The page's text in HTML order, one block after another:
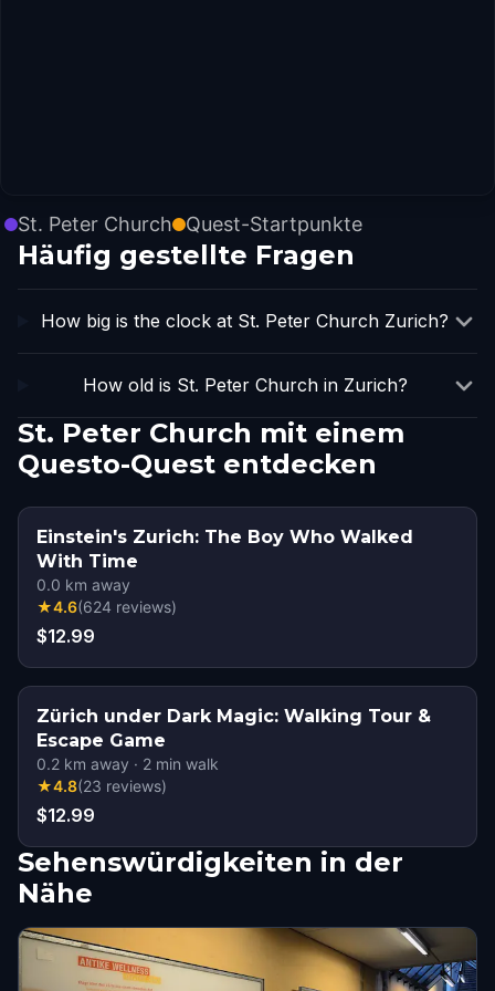
St. Peter Church Quest-Startpunkte
Häufig gestellte Fragen
How big is the clock at St. Peter Church Zurich?
How old is St. Peter Church in Zurich?
St. Peter Church mit einem
Questo-Quest entdecken
Einstein's Zurich: The Boy Who Walked
With Time
0.0 km away
★4.6(624 reviews)
$12.99
Zürich under Dark Magic: Walking Tour &
Escape Game
0.2 km away · 2 min walk
★4.8(23 reviews)
$12.99
Sehenswürdigkeiten in der
Nähe